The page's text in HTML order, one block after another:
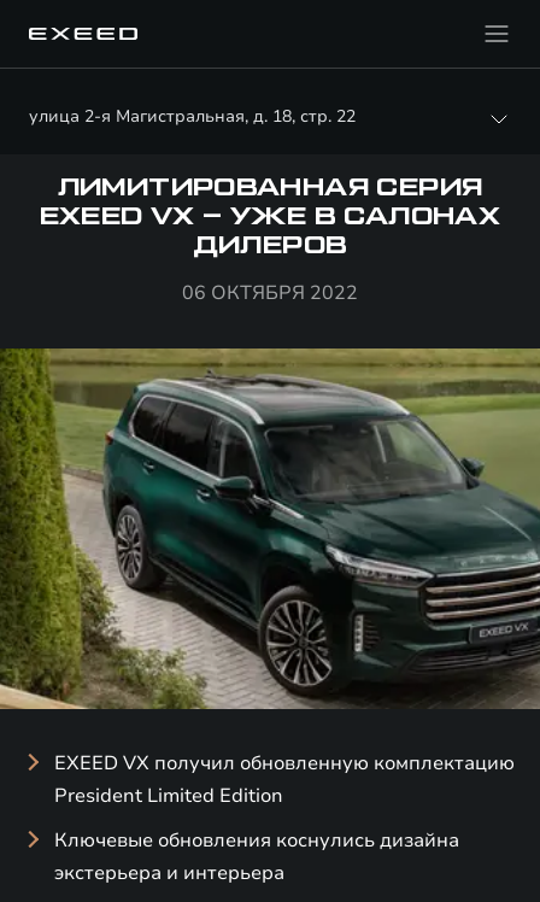
улица 2-я Магистральная, д. 18, стр. 22
ЛИМИТИРОВАННАЯ СЕРИЯ
EXEED VX – УЖЕ В САЛОНАХ
ДИЛЕРОВ
06 ОКТЯБРЯ 2022
EXEED VX получил обновленную комплектацию
President Limited Edition
Ключевые обновления коснулись дизайна
экстерьера и интерьера